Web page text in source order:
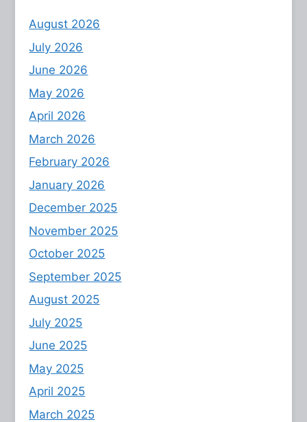
August 2026
July 2026
June 2026
May 2026
April 2026
March 2026
February 2026
January 2026
December 2025
November 2025
October 2025
September 2025
August 2025
July 2025
June 2025
May 2025
April 2025
March 2025